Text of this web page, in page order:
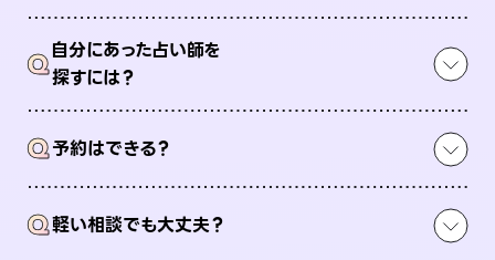
Q自分にあった占い師を
探すには？
Q予約はできる？
Q軽い相談でも大丈夫？